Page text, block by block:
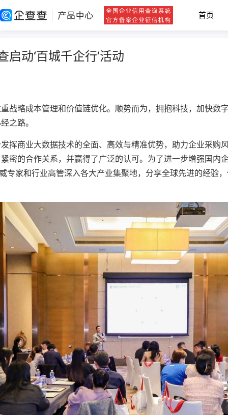
首页
动‘百城千企行’活动
战略成本管理和价值链优化。顺势而为，拥抱科技，加快数
之路。
挥商业大数据技术的全面、高效与精准优势，助力企业采购
密的合作关系，并赢得了广泛的认可。为了进一步增强国内
专家和行业高管深入各大产业集聚地，分享全球先进的经验